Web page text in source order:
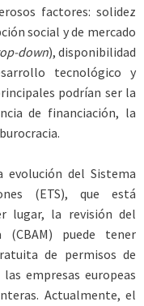
factores: solidez
social y de mercado
down), disponibilidad
tecnológico y
podrían ser la
de financiación, la
del Sistema
(ETS), que está
lugar, la revisión del
(CBAM) puede tener
de permisos de
empresas europeas
Actualmente, el